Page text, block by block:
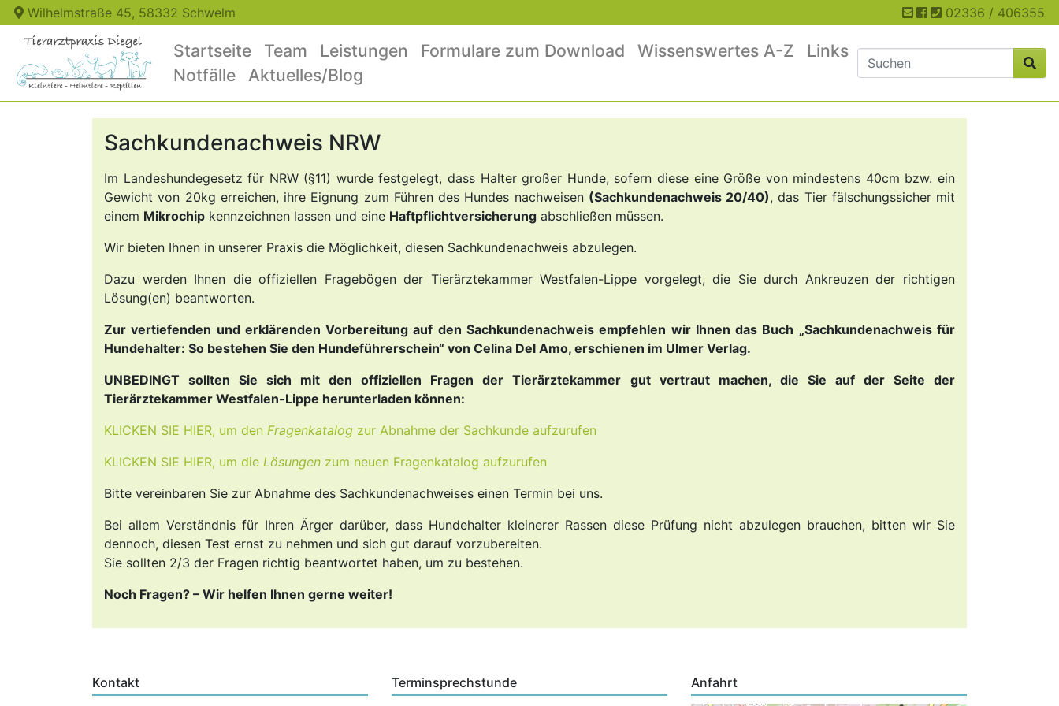
Wilhelmstraße 45, 58332 Schwelm 02336 / 406355
Startseite Team Leistungen Formulare zum Download Wissenswertes A-Z
Links
Notfälle
Aktuelles/Blog
Sachkundenachweis NRW
Im Landeshundegesetz für NRW (§11) wurde festgelegt, dass Halter großer Hunde, sofern diese eine Größe von mindestens 40cm bzw. ein
Gewicht von 20kg erreichen, ihre Eignung zum Führen des Hundes nachweisen (Sachkundenachweis 20/40), das Tier fälschungssicher mit
einem Mikrochip kennzeichnen lassen und eine Haftpflichtversicherung abschließen müssen.
Wir bieten Ihnen in unserer Praxis die Möglichkeit, diesen Sachkundenachweis abzulegen.
Dazu werden Ihnen die offiziellen Fragebögen der Tierärztekammer Westfalen-Lippe vorgelegt, die Sie durch Ankreuzen der richtigen
Lösung(en) beantworten.
Zur vertiefenden und erklärenden Vorbereitung auf den Sachkundenachweis empfehlen wir Ihnen das Buch „Sachkundenachweis für
Hundehalter: So bestehen Sie den Hundeführerschein“ von Celina Del Amo, erschienen im Ulmer Verlag.
UNBEDINGT sollten Sie sich mit den offiziellen Fragen der Tierärztekammer gut vertraut machen, die Sie auf der Seite der
Tierärztekammer Westfalen-Lippe herunterladen können:
KLICKEN SIE HIER, um den Fragenkatalog zur Abnahme der Sachkunde aufzurufen
KLICKEN SIE HIER, um die Lösungen zum neuen Fragenkatalog aufzurufen
Bitte vereinbaren Sie zur Abnahme des Sachkundenachweises einen Termin bei uns.
Bei allem Verständnis für Ihren Ärger darüber, dass Hundehalter kleinerer Rassen diese Prüfung nicht abzulegen brauchen, bitten wir Sie
dennoch, diesen Test ernst zu nehmen und sich gut darauf vorzubereiten.
Sie sollten 2/3 der Fragen richtig beantwortet haben, um zu bestehen.
Noch Fragen? – Wir helfen Ihnen gerne weiter!
Kontakt
Terminsprechstunde
Anfahrt